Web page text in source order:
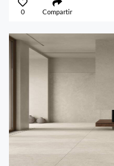
0 Compartir